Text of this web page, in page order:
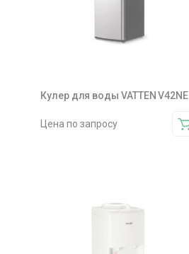
Кулер для воды VATTEN V42NE
Цена по запросу